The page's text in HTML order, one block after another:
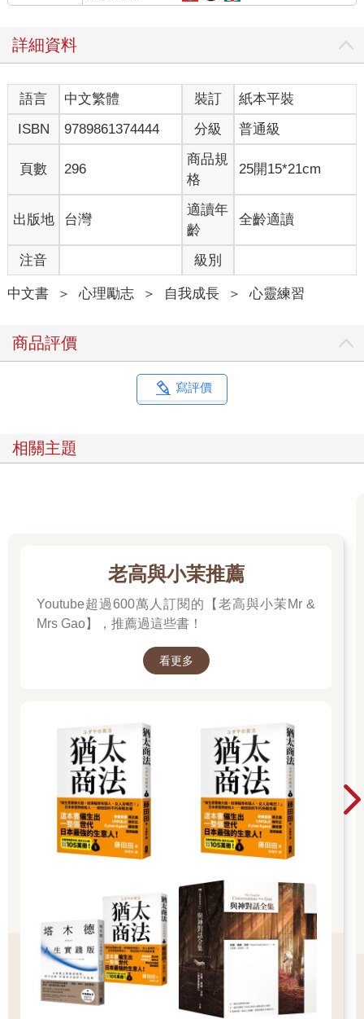
「你最後是這麼說的吧：『好希望自己乾脆就這樣消失不見。』
「也沒有啦，嗯……那是……」
「沒關係，不用勉強。你不想說的話，我也不會多問。」
腦子裡轉個不停，亂成一團。既不想說，也不願再去想。說真
的，究竟該從何說起，我也搞不清楚。
「覺得好像……變得怎樣都無所謂了。」
「什麼事怎樣都無所謂？」
「全部……」
不對。完全不是這樣。說話的同時，我心裡也這麼想著。但我找
「沒關係，從哪裡開始說都行。枝節片段也可以，想到哪說到哪
在叔叔沉穩和緩的語調鼓勵下，我開了口。
「嗯……那個……
我嘛！ 飛魚同學他們都計畫好了，就連鯙魚同學和星鰻同學也聽
他們的。然後，今天原本打算要上學，但我沒勇氣下車，旁邊的
金眼鯛奶奶還為我擔心，我來到這個公園，貝殼機響了好幾次，
我已經受夠了，好想就這樣消失不見，所以、所以、所以……」
我覺得自己並沒有充分表達出心裡想說的。淚水一湧而上，喉嚨
深處像是被勒住似的，沒辦法好好說話。越是想說出口，聲音就
「謝謝你。這些事想必很難受。謝謝你告訴我。」
直到我雜亂無章地把話說完為止，叔叔都只是靜靜聽著，並沒有
插嘴打斷我。即使說到一半卡住了，他還是耐心地等我繼續往下
說；就算離題了，也沒有試圖糾正我。絲毫沒有給人敷衍、隨便
聽聽的感覺。我想我應該是第一次遇到這樣的大人。
「呵呵。」
「怎麼了嗎？」
「就是……我竟然像這樣，對著頭一次見面的人，把『所有的
事』說出來。連我自己都嚇了一跳。」
「哈哈哈，的確是才剛認識沒錯。關於把所有的事情說給我聽，
詳細資料
語言 中文繁體 裝訂
紙本平裝
ISBN
9789861374444 分級 普通級
頁數 296
商品規
格
25開15*21cm
出版地 台灣
適讀年
齡
全齡適讀
注音 級別
中文書 ＞ 心理勵志 ＞ 自我成長 ＞ 心靈練習
商品評價
寫評價
相關主題
老高與小茉推薦
Youtube超過600萬人訂閱的【老高與小茉Mr &
Mrs Gao】，推薦過這些書！
看更多